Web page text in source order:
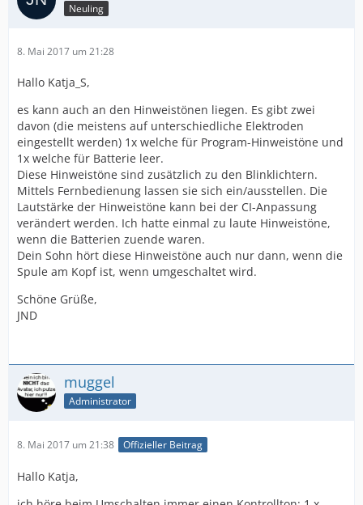
Neuling
8. Mai 2017 um 21:28
Hallo Katja_S,
es kann auch an den Hinweistönen liegen. Es gibt zwei
davon (die meistens auf unterschiedliche Elektroden
eingestellt werden) 1x welche für Program-Hinweistöne und
1x welche für Batterie leer.
Diese Hinweistöne sind zusätzlich zu den Blinklichtern.
Mittels Fernbedienung lassen sie sich ein/ausstellen. Die
Lautstärke der Hinweistöne kann bei der CI-Anpassung
verändert werden. Ich hatte einmal zu laute Hinweistöne,
wenn die Batterien zuende waren.
Dein Sohn hört diese Hinweistöne auch nur dann, wenn die
Spule am Kopf ist, wenn umgeschaltet wird.
Schöne Grüße,
JND
muggel
Administrator
8. Mai 2017 um 21:38 Offizieller Beitrag
Hallo Katja,